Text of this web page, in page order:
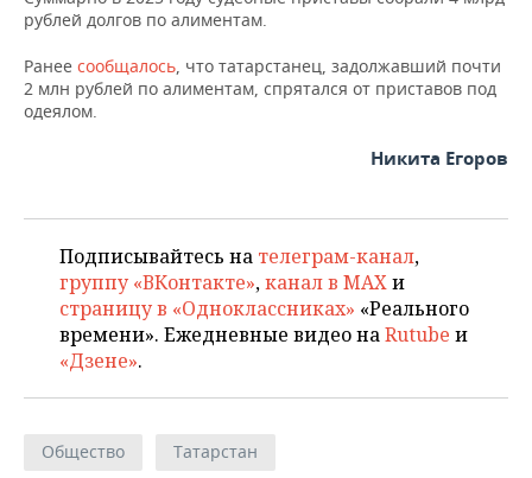
рублей долгов по алиментам.
Ранее сообщалось, что татарстанец, задолжавший почти
2 млн рублей по алиментам, спрятался от приставов под
одеялом.
Никита Егоров
Подписывайтесь на телеграм-канал,
группу «ВКонтакте»,канал в MAXи
страницу в «Одноклассниках» «Реального
времени». Ежедневные видео наRutube и
«Дзене».
Общество Татарстан